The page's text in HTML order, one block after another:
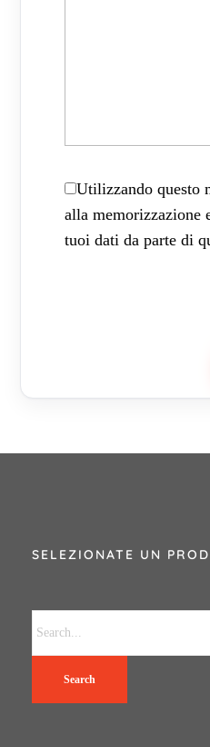
Utilizzando questo
alla memorizzazione
tuoi dati da parte di
SELEZIONATE UN
Search